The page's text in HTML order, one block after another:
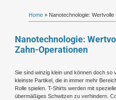
Home» Nanotechnologie:
Nanotechnologie:
Zahn-Operationen
Sie sind winzig klein und können doch so
kleinste Partikel, die in immer mehr
Rolle spielen. T-Shirts werden mit
übermäßiges Schwitzen zu verhindern.